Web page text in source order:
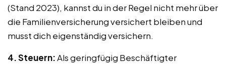
(Stand 2023), kannst du in der Regel nicht mehr über
die Familienversicherung versichert bleiben und
musst dich eigenständig versichern.
4. Steuern:Als geringfügig Beschäftigter